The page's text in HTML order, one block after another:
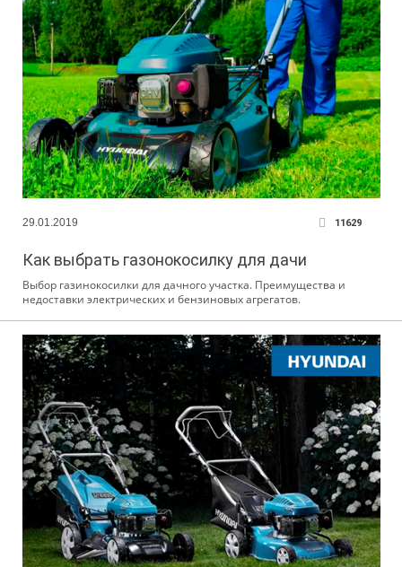
29.01.2019 11629
Как выбрать газонокосилку для дачи
Выбор газинокосилки для дачного участка. Преимущества и
недоставки электрических и бензиновых агрегатов.